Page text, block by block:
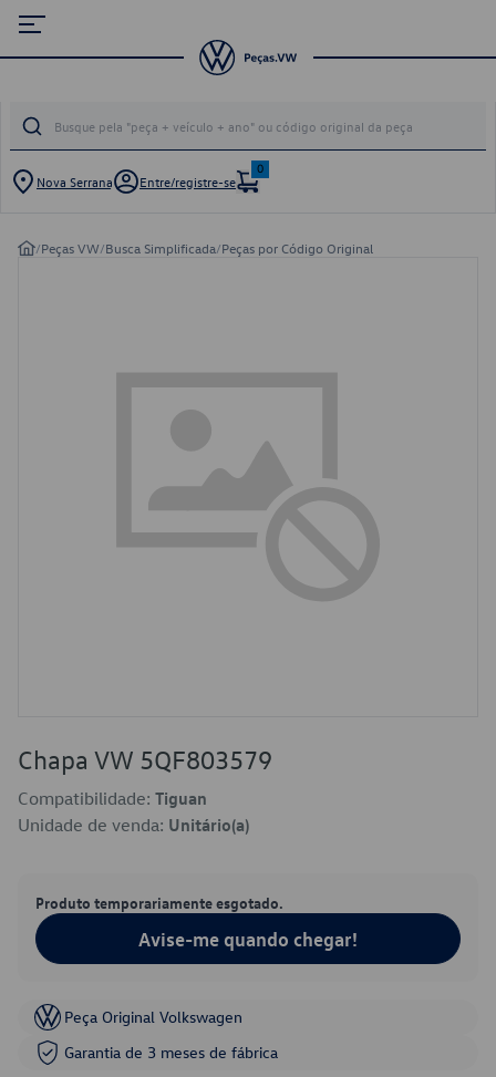
Nova Serrana Entre/registre-se
0
/Peças VW/Busca Simplificada/Peças por Código Original
Chapa VW 5QF803579
Compatibilidade: Tiguan
Unidade de venda: Unitário(a)
Produto temporariamente esgotado.
Avise-me quando chegar!
Peça Original Volkswagen
Garantia de 3 meses de fábrica